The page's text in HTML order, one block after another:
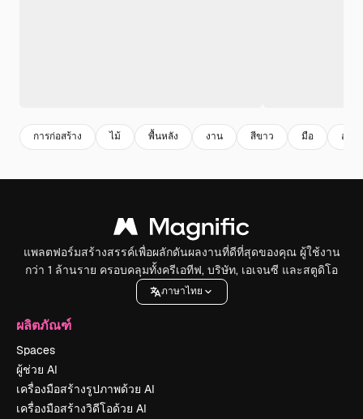
การก่อสร้าง ไม้ พื้นหลัง งาน สีขาว มือ อุตส
แพลตฟอร์มสร้างสรรค์เพื่อผลักดันผลงานที่ดีที่สุดของคุณ ผู้ใช้งาน
กว่า 1 ล้านราย ครอบคลุมทั้งครีเอทีฟ, บริษัท, เอเจนซี และสตูดิโอ
ภาษาไทย
ผลิตภัณฑ์
Spaces
ผู้ช่วย AI
เครื่องมือสร้างรูปภาพด้วย AI
เครื่องมือสร้างวิดีโอด้วย AI